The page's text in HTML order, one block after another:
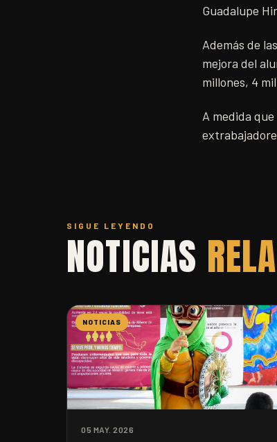
Guadalupe
Además de
mejora del
millones, 4
A medida
SIGUE LEYENDO
NOTICIAS
NOTICIAS
05 MAY. 2026